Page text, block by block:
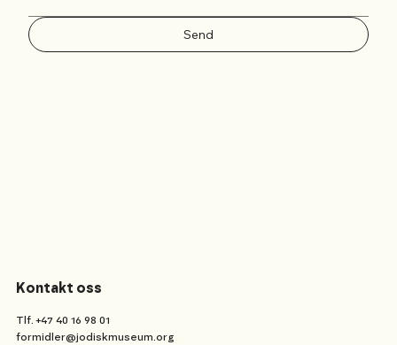
Kontakt oss
Tlf. +47 40 16 98 01
formidler@jodiskmuseum.org
Send